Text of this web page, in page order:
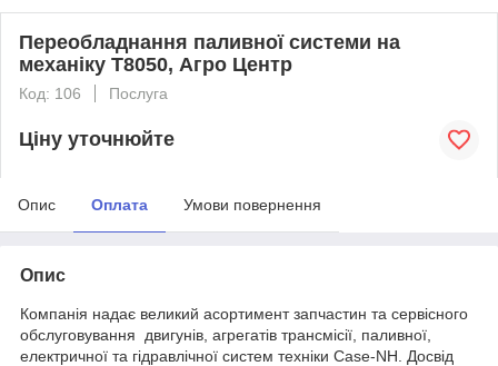
Переобладнання паливної системи на
механіку T8050, Агро Центр
Код: 106 Послуга
Ціну уточнюйте
Опис Оплата Умови повернення
Опис
Компанія надає великий асортимент запчастин та сервісного
обслуговування двигунів, агрегатів трансмісії, паливної,
електричної та гідравлічної систем техніки Case-NH. Досвід